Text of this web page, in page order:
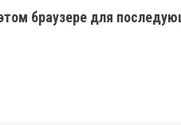
браузере для